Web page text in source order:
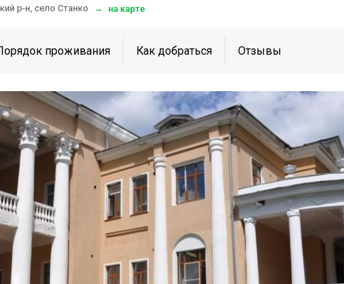
р-н, село Станко → на карте
проживания Как добраться Отзывы